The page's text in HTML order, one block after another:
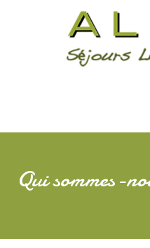
Qui sommes-